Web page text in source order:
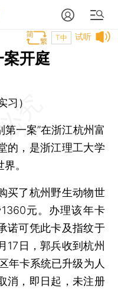
试听
T中
案开庭
习）
一案”在浙江杭州富
的，是浙江理工大学
。
了杭州野生动物世
元。办理该年卡
诺可凭此卡及指纹于
17日，郭兵收到杭州
年卡系统已升级为人
消，即日起，未注册